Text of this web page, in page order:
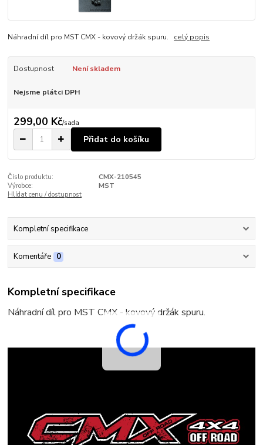
Náhradní díl pro MST CMX - kovový držák spuru. celý popis
Dostupnost Není skladem
Nejsme plátci DPH
299,00 Kč/sada
Přidat do košíku
Číslo produktu:
CMX-210545
Výrobce:
MST
Hlídat cenu / dostupnost
Kompletní specifikace
Komentáře 0
Kompletní specifikace
Náhradní díl pro MST CMX - kovový držák spuru.